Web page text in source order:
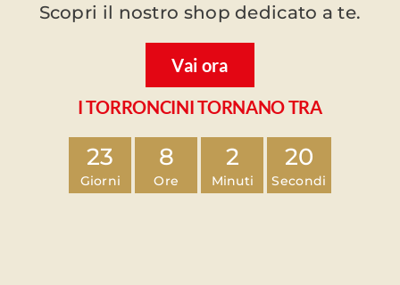
Scopri il nostro shop dedicato a te.
Vai ora
I TORRONCINI TORNANO TRA
23
Giorni
8
Ore
2
Minuti
19
Secondi